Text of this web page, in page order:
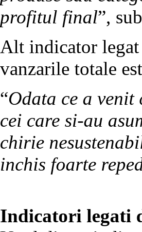
profitul final”,
Alt indicator legat
vanzarile totale
“Odata ce a venit
cei care si-au
chirie
inchis foarte
Indicatori legati